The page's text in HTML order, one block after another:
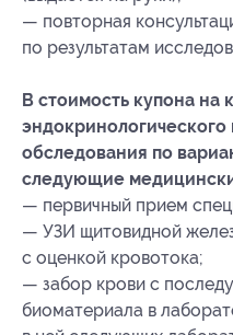
— повторная
по результатам
В стоимость купона на
эндокринологического
обследования по
следующие
— первичный прием
— УЗИ щитовидной
с оценкой кровотока;
— забор крови с
биоматериала в